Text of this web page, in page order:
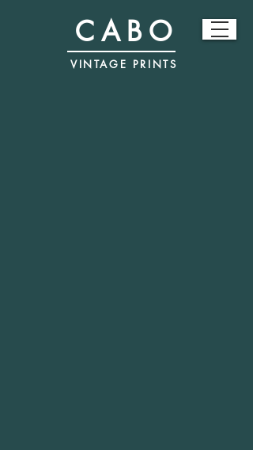
CABO
VINTAGE PRINTS